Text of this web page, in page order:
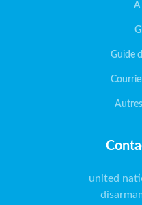
À
Guide
united